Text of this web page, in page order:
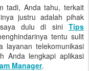
tadi, Anda tahu, terkait
justru adalah pihak
dulu di sini Tips
tentu sulit
layanan telekomunikasi
Anda lengkapi aplikasi
Manager.